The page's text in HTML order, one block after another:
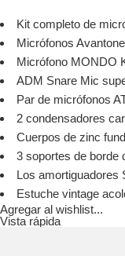
Kit completo de
Micrófonos
Micrófono MONDO
ADM Snare Mic
Par de micrófonos
2 condensadores
Cuerpos de zinc
3 soportes de borde
Los amortiguadores
Estuche vintage
Agregar al wishlist...
Vista rápida